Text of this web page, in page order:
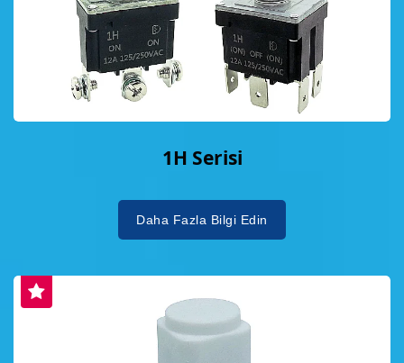
1H Serisi
Daha Fazla Bilgi Edin